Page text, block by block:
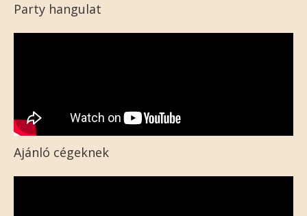
Party hangulat
Ajánló cégeknek